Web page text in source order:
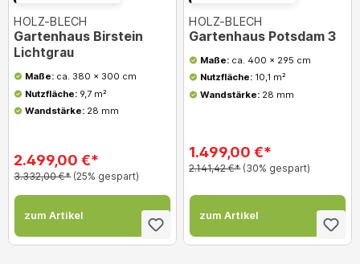
HOLZ-BLECH
Gartenhaus Birstein
Lichtgrau
Maße:ca. 380 x 300 cm
Nutzfläche: 9,7 m²
Wandstärke: 28 mm
2.499,00 €*
3.332,00 €* (25% gespart)
zum Artikel
HOLZ-BLECH
Gartenhaus Potsdam 3
Maße: ca. 400 x 295 cm
Nutzfläche:10,1 m²
Wandstärke: 28 mm
1.499,00 €*
2.141,42 €* (30% gespart)
zum Artikel